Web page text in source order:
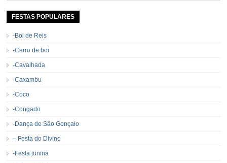
de […]
FESTAS POPULARES
-Boi de Reis
-Carro de boi
-Cavalhada
-Caxambu
-Coco
-Congado
-Dança de São Gonçalo
– Festa do Divino
-Festa junina